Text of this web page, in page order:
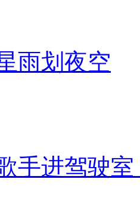
雨划夜空
手进驾驶